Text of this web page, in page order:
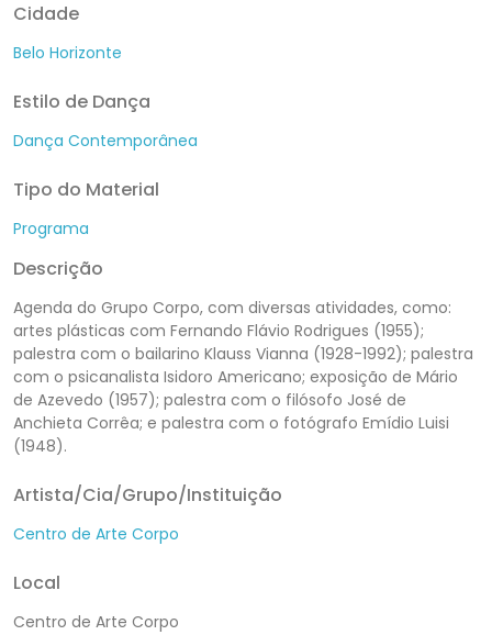
Cidade
Belo Horizonte
Estilo de Dança
Dança Contemporânea
Tipo do Material
Programa
Descrição
Agenda do Grupo Corpo, com diversas atividades, como:
artes plásticas com Fernando Flávio Rodrigues (1955);
palestra com o bailarino Klauss Vianna (1928-1992); palestra
com o psicanalista Isidoro Americano; exposição de Mário
de Azevedo (1957); palestra com o filósofo José de
Anchieta Corrêa; e palestra com o fotógrafo Emídio Luisi
(1948).
Artista/Cia/Grupo/Instituição
Centro de Arte Corpo
Local
Centro de Arte Corpo